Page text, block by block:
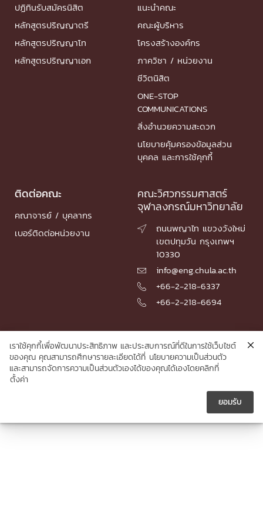

ปฏิทินรับสมัครนิสิต
หลักสูตรปริญญาตรี
หลักสูตรปริญญาโท
หลักสูตรปริญญาเอก
แนะนำคณะ
คณะผู้บริหาร
โครงสร้างองค์กร
ภาควิชา / หน่วยงาน
ชีวิตนิสิต
ONE-STOP
COMMUNICATIONS
สิ่งอำนวยความสะดวก
นโยบายคุ้มครองข้อมูลส่วน
บุคคล และการใช้คุกกี้
ติดต่อคณะ
คณาจารย์ / บุคลากร
เบอร์ติดต่อหน่วยงาน
คณะวิศวกรรมศาสตร์
จุฬาลงกรณ์มหาวิทยาลัย

ถนนพญาไท แขวงวังใหม่
เขตปทุมวัน กรุงเทพฯ
10330
 info@eng.chula.ac.th
 +66-2-218-6337
 +66-2-218-6694
© 2026 Faculty of Engineering, Chulalongkorn University
เราใช้คุกกี้เพื่อพัฒนาประสิทธิภาพ และประสบการณ์ที่ดีในการใช้เว็บไซต์
ของคุณ คุณสามารถศึกษารายละเอียดได้ที่ นโยบายความเป็นส่วนตัว
และสามารถจัดการความเป็นส่วนตัวเองได้ของคุณได้เองโดยคลิกที่
ตั้งค่า
ยอมรับ